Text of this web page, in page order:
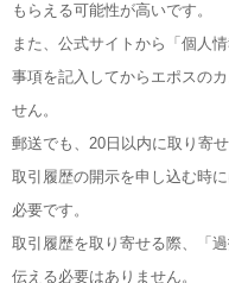
もらえる可能性が高いです。
また、公式サイトから「個人
事項を記入してからエポスの
せん。
郵送でも、20日以内に取り寄せ
取引履歴の開示を申し込む時
必要です。
取引履歴を取り寄せる際、「
伝える必要はありません。